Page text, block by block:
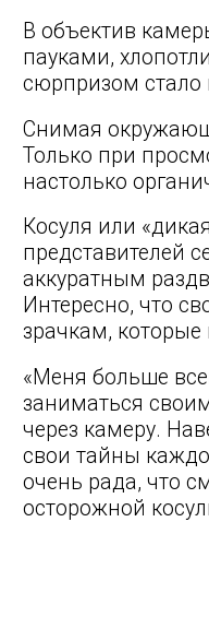
В объектив
пауками,
сюрпризом стало
Снимая
Только при
настолько
Косуля или
представителей
аккуратным
Интересно, что
зрачкам, которые
«Меня больше
заниматься
через камеру.
свои тайны
очень рада, что
осторожной